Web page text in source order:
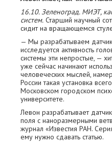
16.10. Зеленоград. МИЭТ,
систем. Старший научный
сидит на вращающемся
— Мы разрабатываем
исследуется активность
системы эти непростые, —
уже сейчас н­ачинают
человеческих мыслей,
России такая установка
Московском городском
университете.
Левон разрабатывает
поля с наноразмерными
журнал «Известия РАН.
ему нужно сдавать статью.